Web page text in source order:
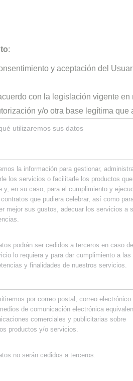
:
y aceptación del
con la legislación vigente
y/o otra base legítima que
utilizaremos sus datos
la información para gestionar,
los servicios o facilitarle los productos que
y, en su caso, para el cumplimiento y
que pudiera celebrar, así como
mejor sus gustos, adecuar los servicios a
podrán ser cedidos a terceros en caso
lo requiera y para dar cumplimiento a las
y finalidades de nuestros servicios.
por correo postal, correo electrónico
de comunicación electrónica
comerciales y publicitarias sobre
productos y/o servicios.
no serán cedidos a terceros.